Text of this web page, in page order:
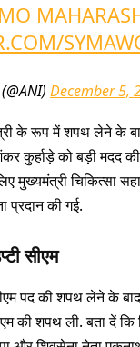
December 5,
के रूप में शपथ लेने के
कुर्हाड़े को बड़ी मदद
मुख्यमंत्री चिकित्सा
प्रदान की गई.
सीएम
पद की शपथ लेने के
की शपथ ली. बता दें